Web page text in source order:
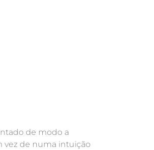
de modo a
vez de numa intuição